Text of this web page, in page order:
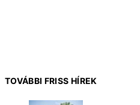
TOVÁBBI FRISS HÍREK